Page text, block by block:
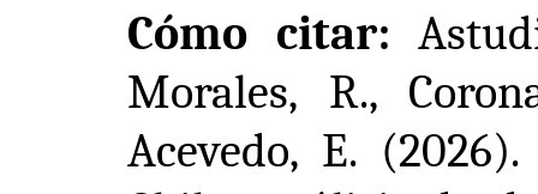
Cómo citar:
Morales, R.,
Acevedo, E.